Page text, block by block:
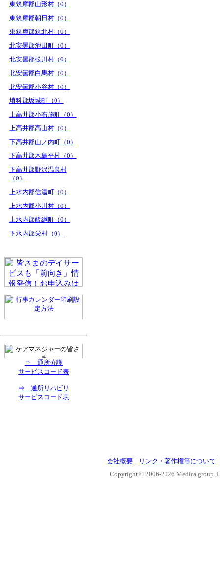
東筑摩郡山形村（0）
東筑摩郡朝日村（0）
東筑摩郡筑北村（0）
北安曇郡池田町（0）
北安曇郡松川村（0）
北安曇郡白馬村（0）
北安曇郡小谷村（0）
埴科郡坂城町（0）
上高井郡小布施町（0）
上高井郡高山村（0）
下高井郡山ノ内町（0）
下高井郡木島平村（0）
下高井郡野沢温泉村
（0）
上水内郡信濃町（0）
上水内郡小川村（0）
上水内郡飯綱町（0）
下水内郡栄村（0）
⇒ 通所介護
サービスコード表
⇒ 通所リハビリ
サービスコード表
会社概要 ｜ リンク・著作権等について
Copyright © 2006-2026 Medica